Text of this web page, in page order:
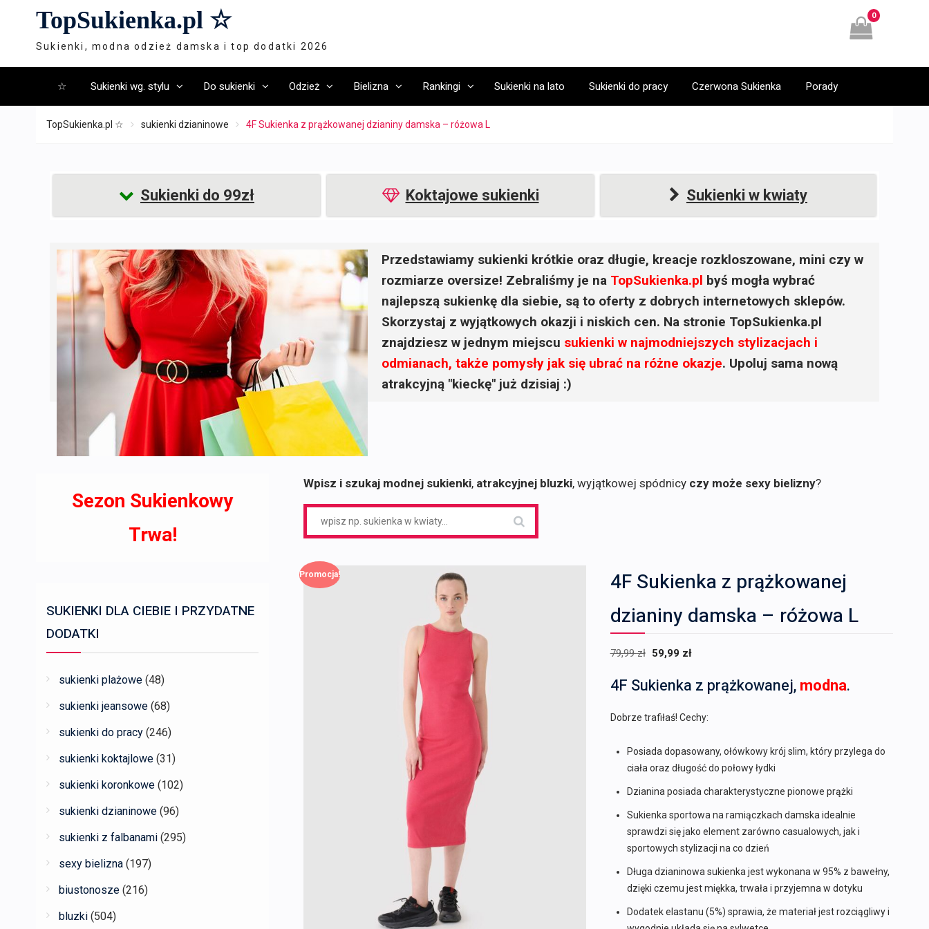
TopSukienka.pl ☆
Sukienki, modna odzież damska i top dodatki 2026
0
☆ Sukienki wg. stylu Do sukienki Odzież Bielizna Rankingi Sukienki na lato Sukienki do pracy Czerwona Sukienka Porady
TopSukienka.pl ☆ sukienki dzianinowe 4F Sukienka z prążkowanej dzianiny damska – różowa L
Sukienki do 99zł Koktajowe sukienki Sukienki w kwiaty
Przedstawiamy sukienki krótkie oraz długie, kreacje rozkloszowane, mini czy w
rozmiarze oversize! Zebraliśmy je na TopSukienka.pl byś mogła wybrać
najlepszą sukienkę dla siebie, są to oferty z dobrych internetowych sklepów.
Skorzystaj z wyjątkowych okazji i niskich cen. Na stronie TopSukienka.pl
znajdziesz w jednym miejscu sukienki w najmodniejszych stylizacjach i
odmianach, także pomysły jak się ubrać na różne okazje. Upoluj sama nową
atrakcyjną "kieckę" już dzisiaj :)
Wpisz i szukaj modnej sukienki, atrakcyjnej bluzki, wyjątkowej spódnicy czy może sexy bielizny?
Promocja!
4F Sukienka z prążkowanej
dzianiny damska – różowa L
79,99zł Pierwotna
wynosiła:
59,99 zł
wynosi:
4F Sukienka z prążkowanej,modna.
Dobrze trafiłaś! Cechy:
Posiada dopasowany, ołówkowy krój slim, który przylega do
ciała oraz długość do połowy łydki
Dzianina posiada charakterystyczne pionowe prążki
Sukienka sportowa na ramiączkach damska idealnie
sprawdzi się jako element zarówno casualowych, jak i
sportowych stylizacji na co dzień
Długa dzianinowa sukienka jest wykonana w 95% z bawełny,
dzięki czemu jest miękka, trwała i przyjemna w dotyku
Dodatek elastanu (5%) sprawia, że materiał jest rozciągliwy i
Sezon Sukienkowy
Trwa!
SUKIENKI DLA CIEBIE I PRZYDATNE
DODATKI
sukienki plażowe (48)
sukienki jeansowe (68)
sukienki do pracy (246)
sukienki koktajlowe (31)
sukienki koronkowe (102)
sukienki dzianinowe (96)
sukienki z falbanami (295)
sexy bielizna (197)
biustonosze (216)
bluzki (504)